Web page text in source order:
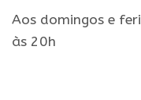
Aos domingos e
às 20h